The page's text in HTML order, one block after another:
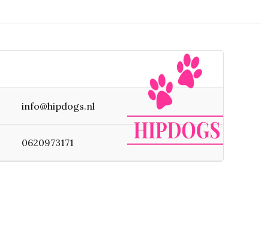
info@hipdogs.nl
0620973171